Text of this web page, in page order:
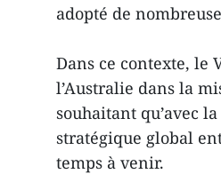
adopté de
Dans ce contexte, le
l’Australie dans la
souhaitant qu’avec
stratégique global
temps à venir.